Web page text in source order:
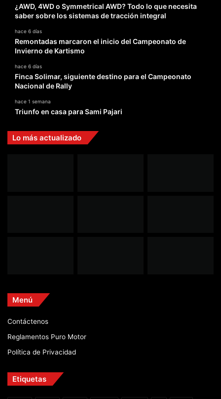
¿AWD, 4WD o Symmetrical AWD? Todo lo que necesita
saber sobre los sistemas de tracción integral
hace 6 días
Remontadas marcaron el inicio del Campeonato de
Invierno de Kartismo
hace 6 días
Finca Solimar, siguiente destino para el Campeonato
Nacional de Rally
hace 1 semana
Triunfo en casa para Sami Pajari
Lo más actualizado
Menú
Contáctenos
Reglamentos Puro Motor
Política de Privacidad
Etiquetas